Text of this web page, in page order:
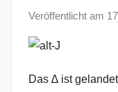
Veröffentlicht am
Das ∆ ist